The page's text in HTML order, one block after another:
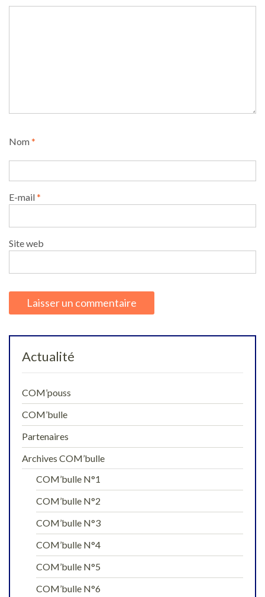
Nom*
E-mail*
Site web
Actualité
COM’pouss
COM’bulle
Partenaires
Archives COM’bulle
COM’bulle N°1
COM’bulle N°2
COM’bulle N°3
COM’bulle N°4
COM’bulle N°5
COM’bulle N°6